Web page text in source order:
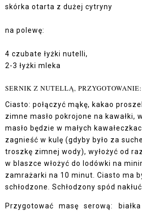
skórka otarta z dużej cytryny
na polewę:
4 czubate łyżki nutelli,
2-3 łyżki mleka
SERNIK Z NUTELLĄ, PRZYGOTOWANIE:
Ciasto: połączyć mąkę, kakao
zimne masło pokrojone na kawałki,
masło będzie w małych
zagnieść w kulę (gdyby było za
troszkę zimnej wody), wyłożyć od
w blaszce włożyć do lodówki na
zamrażarki na 10 minut. Ciasto ma
schłodzone. Schłodzony spód
Przygotować masę serową: